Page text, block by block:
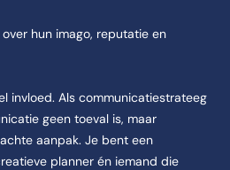
hun imago, reputatie en
invloed. Als communicatiestrateeg
geen toeval is, maar
aanpak. Je bent een
planner én iemand die